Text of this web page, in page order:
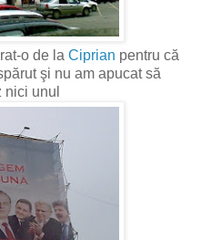
o de la Ciprian pentru că
şi nu am apucat să
nici unul